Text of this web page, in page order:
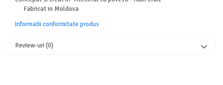
Fabricat in Moldova
Informatii conformitate produs
Review-uri(0)